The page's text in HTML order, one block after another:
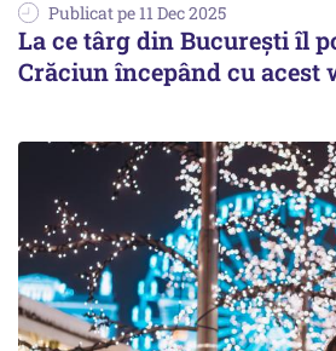
Publicat pe 11 Dec 2025
La ce târg din București îl
Crăciun începând cu acest